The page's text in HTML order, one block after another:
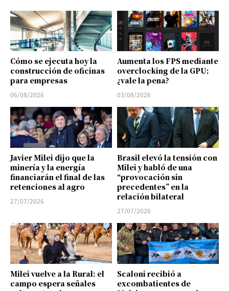
Cómo se ejecuta hoy la
construcción de oficinas
para empresas
06/08/2026
Aumenta los FPS mediante
overclocking de la GPU:
¿vale la pena?
03/08/2026
Javier Milei dijo que la
minería y la energía
financiarán el final de las
retenciones al agro
27/07/2026
Brasil elevó la tensión con
Milei y habló de una
“provocación sin
precedentes” en la
relación bilateral
27/07/2026
Milei vuelve a la Rural: el
campo espera señales
Scaloni recibió a
excombatientes de